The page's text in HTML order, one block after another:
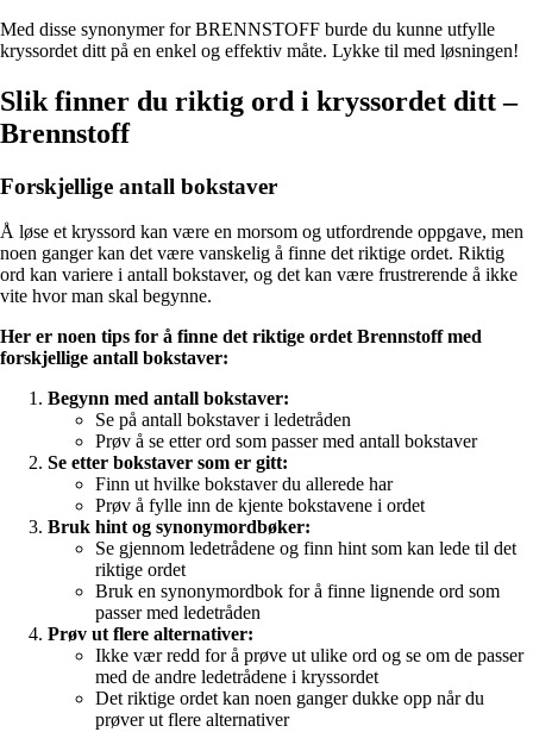
Med disse synonymer for BRENNSTOFF burde du kunne utfylle
kryssordet ditt på en enkel og effektiv måte. Lykke til med løsningen!
Slik finner du riktig ord i kryssordet ditt –
Brennstoff
Forskjellige antall bokstaver
Å løse et kryssord kan være en morsom og utfordrende oppgave, men
noen ganger kan det være vanskelig å finne det riktige ordet. Riktig
ord kan variere i antall bokstaver, og det kan være frustrerende å ikke
vite hvor man skal begynne.
Her er noen tips for å finne det riktige ordet Brennstoff med
forskjellige antall bokstaver:
Begynn med antall bokstaver:
Se på antall bokstaver i ledetråden
Prøv å se etter ord som passer med antall bokstaver
Se etter bokstaver som er gitt:
Finn ut hvilke bokstaver du allerede har
Prøv å fylle inn de kjente bokstavene i ordet
Bruk hint og synonymordbøker:
Se gjennom ledetrådene og finn hint som kan lede til det
riktige ordet
Bruk en synonymordbok for å finne lignende ord som
passer med ledetråden
Prøv ut flere alternativer:
Ikke vær redd for å prøve ut ulike ord og se om de passer
med de andre ledetrådene i kryssordet
Det riktige ordet kan noen ganger dukke opp når du
prøver ut flere alternativer